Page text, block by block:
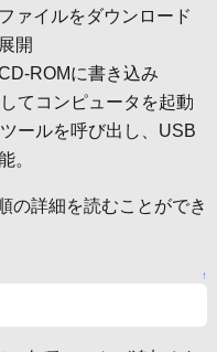
ァイルをダウンロード
開
ROMに書き込み
てコンピュータを起動
ールを呼び出し、USB
。
の詳細を読むことができ
↑